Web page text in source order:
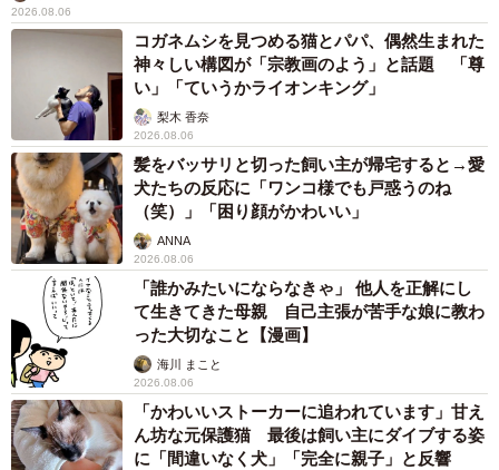
2026.08.06
コガネムシを見つめる猫とパパ、偶然生まれた
神々しい構図が「宗教画のよう」と話題 「尊
い」「ていうかライオンキング」
梨木 香奈
2026.08.06
髪をバッサリと切った飼い主が帰宅すると→愛
犬たちの反応に「ワンコ様でも戸惑うのね
（笑）」「困り顔がかわいい」
ANNA
2026.08.06
「誰かみたいにならなきゃ」 他人を正解にし
て生きてきた母親 自己主張が苦手な娘に教わ
った大切なこと【漫画】
海川 まこと
2026.08.06
「かわいいストーカーに追われています」甘え
ん坊な元保護猫 最後は飼い主にダイブする姿
に「間違いなく犬」「完全に親子」と反響